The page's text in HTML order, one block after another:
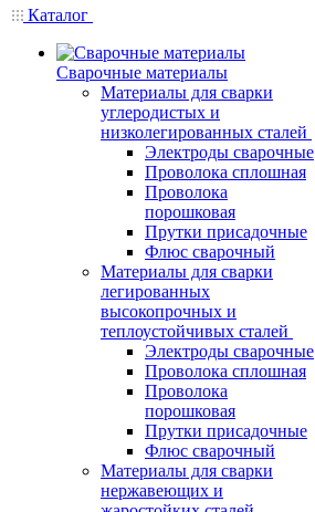
Каталог
Сварочные материалы
Материалы для сварки
углеродистых и
низколегированных сталей
Электроды сварочные
Проволока сплошная
Проволока
порошковая
Прутки присадочные
Флюс сварочный
Материалы для сварки
легированных
высокопрочных и
теплоустойчивых сталей
Электроды сварочные
Проволока сплошная
Проволока
порошковая
Прутки присадочные
Флюс сварочный
Материалы для сварки
нержавеющих и